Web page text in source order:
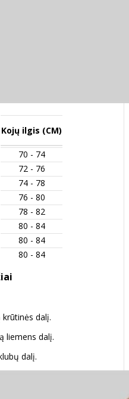
Kojų ilgis (CM)
70 - 74
72 - 76
74 - 78
76 - 80
78 - 82
80 - 84
80 - 84
80 - 84
dalį.
liemens dalį.
dalį.